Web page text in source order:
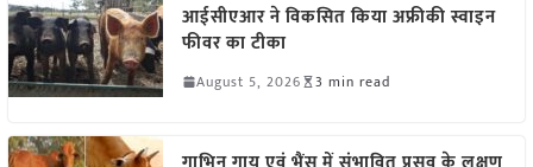
आईसीएआर ने विकसित किया अफ्रीकी स्वाइन
फीवर का टीका
August 5, 2026 3 min read